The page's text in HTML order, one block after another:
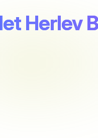
Herlev